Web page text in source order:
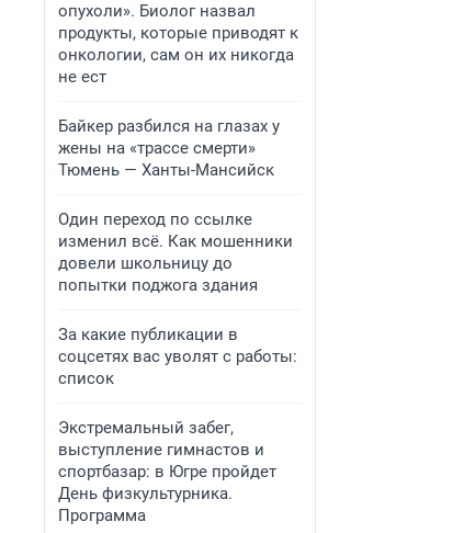
опухоли». Биолог назвал
продукты, которые приводят к
онкологии, сам он их никогда
не ест
Байкер разбился на глазах у
жены на «трассе смерти»
Тюмень — Ханты-Мансийск
Один переход по ссылке
изменил всё. Как мошенники
довели школьницу до
попытки поджога здания
За какие публикации в
соцсетях вас уволят с работы:
список
Экстремальный забег,
выступление гимнастов и
спортбазар: в Югре пройдет
День физкультурника.
Программа